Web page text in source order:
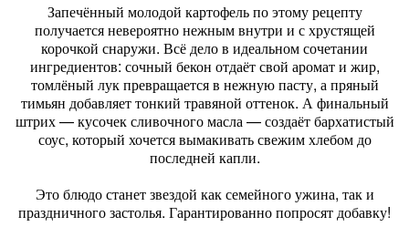
Запечённый молодой картофель по этому рецепту
получается невероятно нежным внутри и с хрустящей
корочкой снаружи. Всё дело в идеальном сочетании
ингредиентов: сочный бекон отдаёт свой аромат и жир,
томлёный лук превращается в нежную пасту, а пряный
тимьян добавляет тонкий травяной оттенок. А финальный
штрих — кусочек сливочного масла — создаёт бархатистый
соус, который хочется вымакивать свежим хлебом до
последней капли.
Это блюдо станет звездой как семейного ужина, так и
праздничного застолья. Гарантированно попросят добавку!